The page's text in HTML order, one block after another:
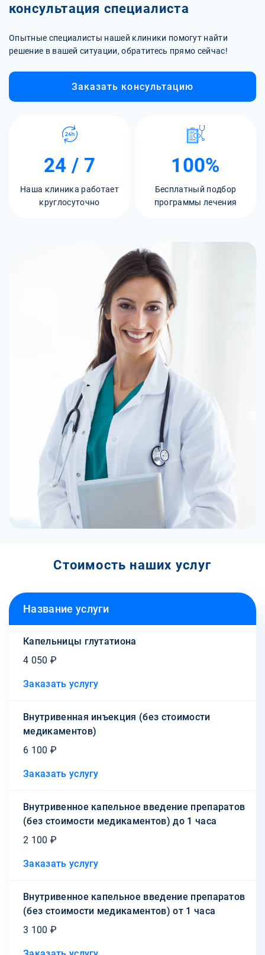
консультация специалиста
Опытные специалисты нашей клиники помогут найти
решение в вашей ситуации, обратитесь прямо сейчас!
Заказать консультацию
24 / 7
Наша клиника работает
круглосуточно
100%
Бесплатный подбор
программы лечения
Стоимость наших услуг
Название услуги
Капельницы глутатиона
4 050 ₽
Заказать услугу
Внутривенная инъекция (без стоимости
медикаментов)
6 100 ₽
Заказать услугу
Внутривенное капельное введение препаратов
(без стоимости медикаментов) до 1 часа
2 100 ₽
Заказать услугу
Внутривенное капельное введение препаратов
(без стоимости медикаментов) от 1 часа
3 100 ₽